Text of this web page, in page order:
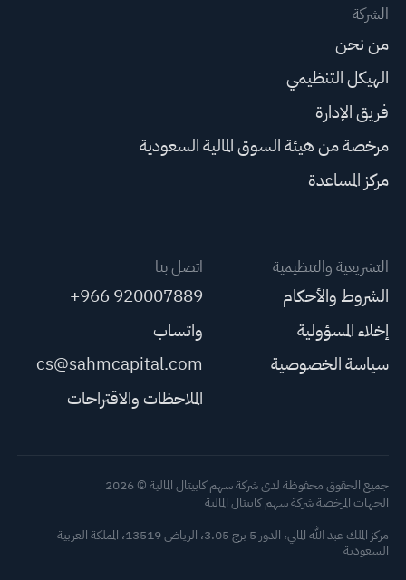
الشركة
من نحن
الهيكل التنظيمي
فريق الإدارة
مرخصة من هيئة السوق المالية السعودية
مركز المساعدة
التشريعية والتنظيمية
الشروط والأحكام
إخلاء المسؤولية
سياسة الخصوصية
اتصل بنا
+966 920007889
واتساب
cs@sahmcapital.com
الملاحظات والاقتراحات
جميع الحقوق محفوظة لدى شركة سهم كابيتال المالية © 2026
الجهات المرخصة شركة سهم كابيتال المالية
مركز الملك عبد الله المالي، الدور 5 برج 3.05، الرياض 13519، المملكة العربية
السعودية